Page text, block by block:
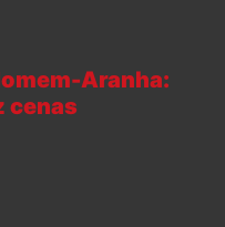
Aranha:
cenas